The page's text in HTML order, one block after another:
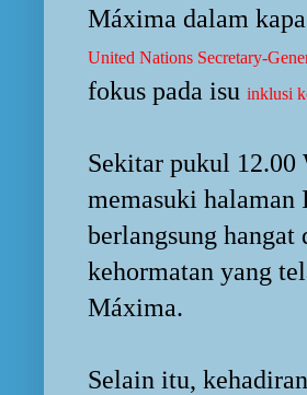
Máxima dalam
United Nations Secretary-
fokus pada isu inklusi
Sekitar pukul
memasuki halaman
berlangsung
kehormatan yang
Máxima.
Selain itu,